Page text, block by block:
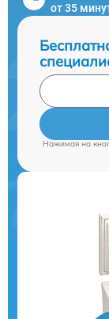
от 35
Нажимая на